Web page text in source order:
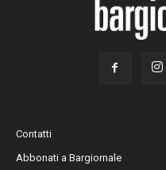
Contatti
Abbonati a Bargiornale